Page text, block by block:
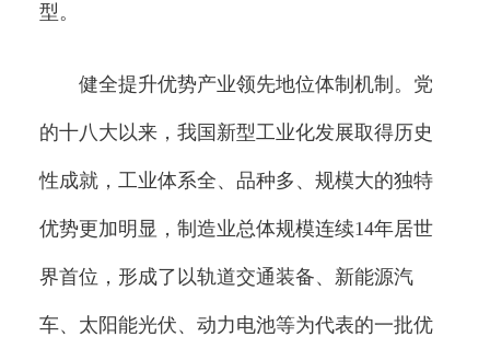
型。
健全提升优势产业领先地位体制机制。党
的十八大以来，我国新型工业化发展取得历史
性成就，工业体系全、品种多、规模大的独特
优势更加明显，制造业总体规模连续14年居世
界首位，形成了以轨道交通装备、新能源汽
车、太阳能光伏、动力电池等为代表的一批优